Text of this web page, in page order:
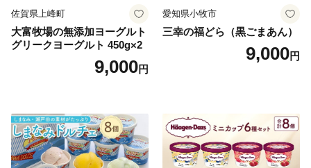
佐賀県上峰町
大富牧場の無添加ヨーグルト
グリークヨーグルト 450g×2
9,000円
愛知県小牧市
三幸の福どら（黒ごまあん）
9,000円